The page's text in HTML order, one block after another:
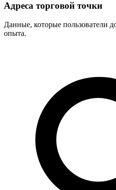
Адреса торговой точки
Данные, которые пользователи
опыта.